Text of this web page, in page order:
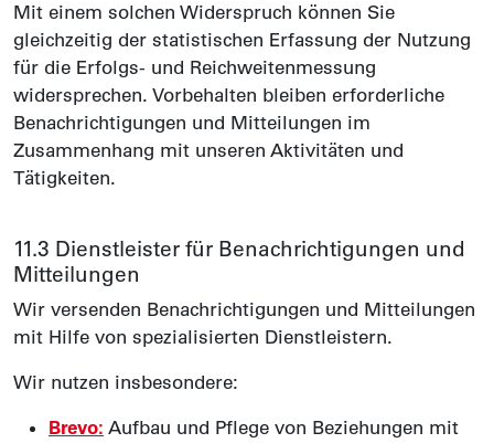
Mit einem solchen Widerspruch können Sie
gleichzeitig der statistischen Erfassung der Nutzung
für die Erfolgs- und Reichweitenmessung
widersprechen. Vorbehalten bleiben erforderliche
Benachrichtigungen und Mitteilungen im
Zusammenhang mit unseren Aktivitäten und
Tätigkeiten.
11.3 Dienst­leister für Benach­richti­gungen und
Mit­teilungen
Wir versenden Benach­richti­gungen und Mit­teilungen
mit Hilfe von spezialisierten Dienst­leistern.
Wir nutzen insbesondere:
Brevo: Aufbau und Pflege von Bezie­hungen mit